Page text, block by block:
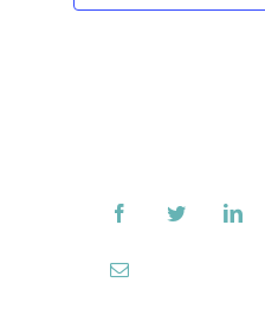
FacebookTwitter
Email: